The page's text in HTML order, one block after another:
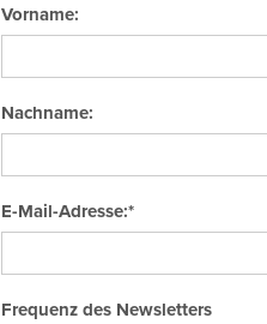
Vorname:
Nachname:
E-Mail-Adresse:*
Frequenz des Newsletters